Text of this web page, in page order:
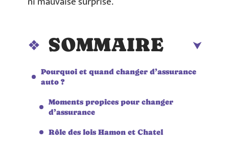
SOMMAIRE
Pourquoi et quand changer d’assurance
auto ?
Moments propices pour changer
d’assurance
Rôle des lois Hamon et Chatel